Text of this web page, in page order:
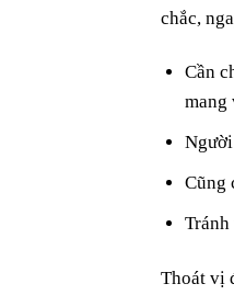
chắc,
Cần
mang
Cũng
Thoát vị